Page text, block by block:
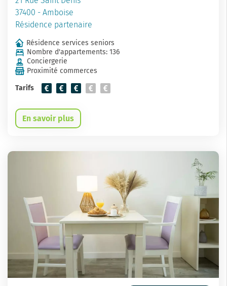
37400 - Amboise
Résidence partenaire
Résidence services seniors
Nombre d'appartements: 136
Conciergerie
Proximité commerces
Tarifs
En savoir plus